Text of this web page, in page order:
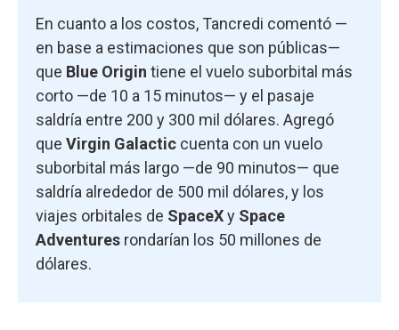
En cuanto a los costos, Tancredi comentó —
en base a estimaciones que son públicas—
que Blue Origin tiene el vuelo suborbital más
corto —de 10 a 15 minutos— y el pasaje
saldría entre 200 y 300 mil dólares. Agregó
que Virgin Galactic cuenta con un vuelo
suborbital más largo —de 90 minutos— que
saldría alrededor de 500 mil dólares, y los
viajes orbitales de SpaceXy Space
Adventures rondarían los 50 millones de
dólares.